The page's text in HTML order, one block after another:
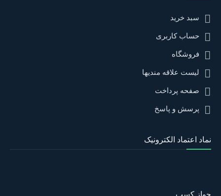
سبد خرید
حساب کاربری
فروشگاه
لیست علاقه مندیها
صفحه پرداخت
پرسش و پاسخ
نماد اعتماد الکترونیک
جواز کسب